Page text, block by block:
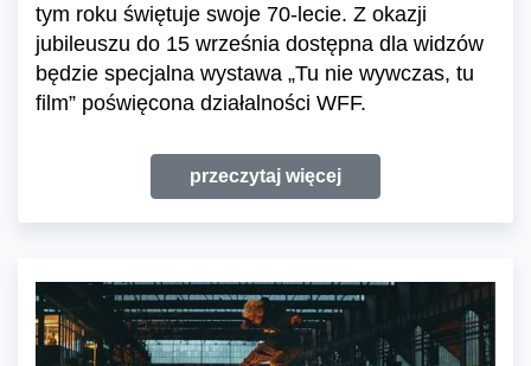
tym roku świętuje swoje 70-lecie. Z okazji
jubileuszu do 15 września dostępna dla widzów
będzie specjalna wystawa „Tu nie wywczas, tu
film” poświęcona działalności WFF.
przeczytaj więcej